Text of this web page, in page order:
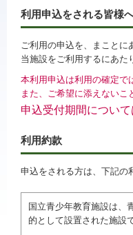
利用申込をされる皆様
ご利用の申込を、まことに
当施設をご利用するにあた
本利用申込は利用の確定で
また、ご希望に添えない
申込受付期間につい
利用約款
申込をされる方は、下記の
国立青少年教育施設は、
的として設置された施設